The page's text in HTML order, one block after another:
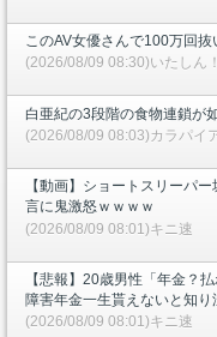
このAV女優さんで100万回抜
(2026/08/09 08:30)いたしん！
白亜紀の3段階の食物連鎖が
(2026/08/09 08:03)カラパイ
【動画】ショートスリーパ
言に鬼激怒ｗｗｗｗ
(2026/08/09 08:01)キニ速
【悲報】20歳男性「年金？
障害年金一生貰えないと知り
(2026/08/09 08:01)キニ速